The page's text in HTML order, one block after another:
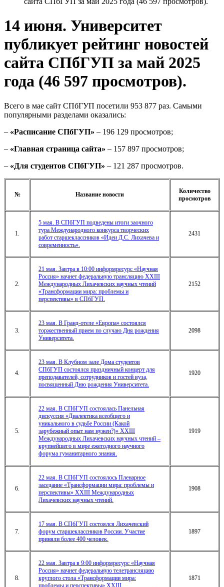
14 июня. Университет
публикует рейтинг новостей
сайта СПбГУП за май 2025
года (46 597 просмотров).
Всего в мае сайт СПбГУП посетили 953 877 раз. Самыми
популярными разделами оказались:
– «Расписание СПбГУП» – 196 129 просмотров;
– «Главная страница сайта» – 157 897 просмотров;
– «Для студентов СПбГУП» – 121 287 просмотров.
№ Название новости
Количество
просмотров
1.
5 мая. В СПбГУП подведены итоги заочного
тура Международного конкурса творческих
работ старшеклассников «Идеи Д.С. Лихачева и
современность».
2431
2.
21 мая. Завтра в 10:00 информресурс «Научная
Россия» начнет федеральную трансляцию XXIII
Международных Лихачевских научных чтений
«Трансформации мира: проблемы и
перспективы» в СПбГУП.
2152
3.
23 мая. В Гранд-отеле «Европа» состоялся
торжественный прием по случаю Дня рождения
Университета.
2098
4.
23 мая. В Клубном зале Дома студентов
СПбГУП состоялся праздничный концерт для
преподавателей, сотрудников и гостей вуза,
посвященный Дню рождения Университета.
1920
5.
22 мая. В СПбГУП состоялась Панельная
дискуссия «Диалектика всеобщего и
уникального в судьбе России (Какой
зарубежный опыт нам нужен?)» XXIII
Международных Лихачевских научных чтений –
крупнейшего в мире ежегодного научного
форума гуманитарного знания.
1919
6.
22 мая. В СПбГУП состоялось Пленарное
заседание «Трансформации мира: проблемы и
перспективы» XXIII Международных
Лихачевских научных чтений.
1908
7.
17 мая. В СПбГУП состоялся Лихачевский
форум старшеклассников России. Участие
приняли более 400 человек.
1897
8.
22 мая. Завтра в 9:00 информресурс «Научная
Россия» начнет федеральную телетрансляцию
круглого стола «Трансформации мира:
проблемы и перспективы» XXIII
1871